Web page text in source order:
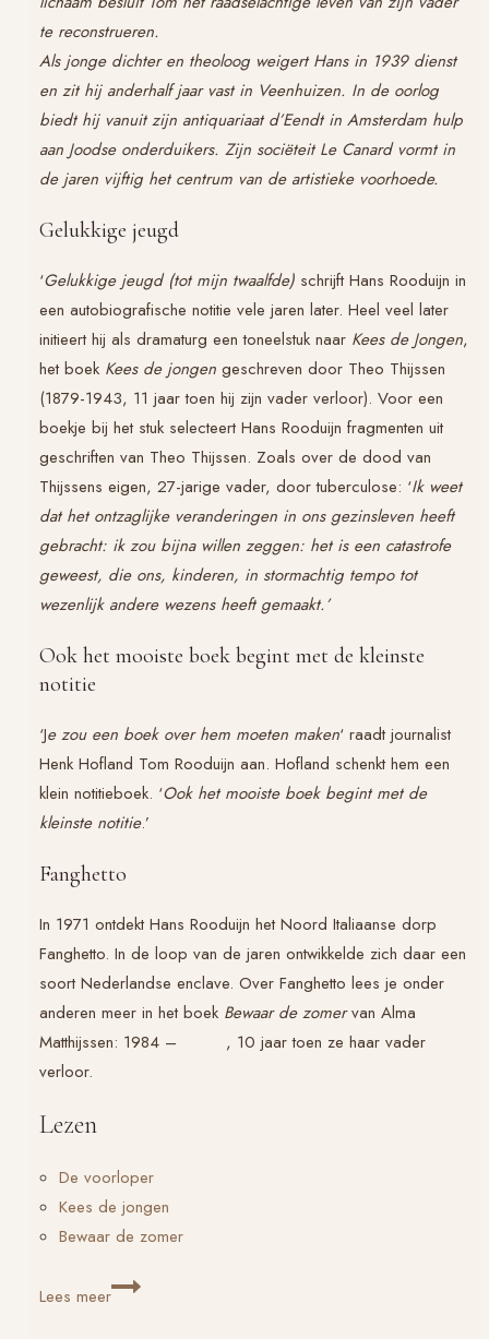
te reconstrueren.
Als jonge dichter en theoloog weigert Hans in 1939 dienst
en zit hij anderhalf jaar vast in Veenhuizen. In de oorlog
biedt hij vanuit zijn antiquariaat d’Eendt in Amsterdam hulp
aan Joodse onderduikers. Zijn sociëteit Le Canard vormt in
de jaren vijftig het centrum van de artistieke voorhoede.
Gelukkige jeugd
‘Gelukkige jeugd (tot mijn twaalfde) schrijft Hans Rooduijn in
een autobiografische notitie vele jaren later. Heel veel later
initieert hij als dramaturg een toneelstuk naar Kees de Jongen,
het boek Kees de jongen geschreven door Theo Thijssen
(1879-1943, 11 jaar toen hij zijn vader verloor). Voor een
boekje bij het stuk selecteert Hans Rooduijn fragmenten uit
geschriften van Theo Thijssen. Zoals over de dood van
Thijssens eigen, 27-jarige vader, door tuberculose: ‘Ik weet
dat het ontzaglijke veranderingen in ons gezinsleven heeft
gebracht: ik zou bijna willen zeggen: het is een catastrofe
geweest, die ons, kinderen, in stormachtig tempo tot
wezenlijk andere wezens heeft gemaakt.’
Ook het mooiste boek begint met de kleinste
notitie
‘Je zou een boek over hem moeten maken‘ raadt journalist
Henk Hofland Tom Rooduijn aan. Hofland schenkt hem een
klein notitieboek. ‘Ook het mooiste boek begint met de
kleinste notitie.’
Fanghetto
In 1971 ontdekt Hans Rooduijn het Noord Italiaanse dorp
Fanghetto. In de loop van de jaren ontwikkelde zich daar een
soort Nederlandse enclave. Over Fanghetto lees je onder
anderen meer in het boek Bewaar de zomervan Alma
Matthijssen: 1984 – , 10 jaar toen ze haar vader
verloor.
Lezen
De voorloper
Kees de jongen
Bewaar de zomer
Lees meerHans